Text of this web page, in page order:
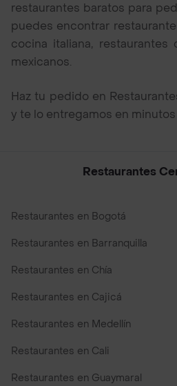
restaurantes baratos para
puedes encontrar
cocina italiana, restaurantes
mexicanos.
Haz tu pedido en
y te lo entregamos en minutos
Restaurantes
Restaurantes en Bogotá
Restaurantes en Barranquilla
Restaurantes en Chía
Restaurantes en Cajicá
Restaurantes en Medellín
Restaurantes en Cali
Restaurantes en Guaymaral